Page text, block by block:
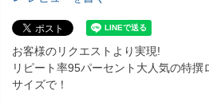
お客様のリクエストより実現!
リピート率95パーセント大人気の特撰
サイズで！